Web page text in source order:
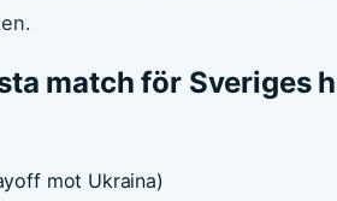
match för Sveriges
mot Ukraina)